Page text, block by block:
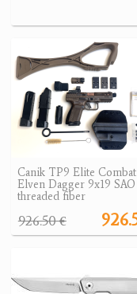
Canik TP9 Elite Combat
Elven Dagger 9x19 SAO
threaded fiber
926.50 €